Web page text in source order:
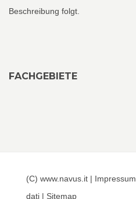
Beschreibung folgt.
FACHGEBIETE
(C) www.navus.it | Impressum
dati | Sitemap